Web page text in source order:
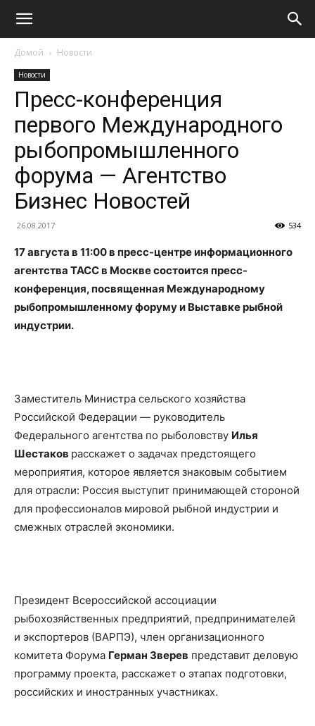
Домой Новости
Новости
Пресс-конференция
первого Международного
рыбопромышленного
форума — Агентство
Бизнес Новостей
26.08.2017 534
17 августа в 11:00 в пресс-центре информационного
агентства ТАСС в Москве состоится пресс-
конференция, посвященная Международному
рыбопромышленному форуму и Выставке рыбной
индустрии.
Заместитель Министра сельского хозяйства
Российской Федерации — руководитель
Федерального агентства по рыболовству Илья
Шестаков расскажет о задачах предстоящего
мероприятия, которое является знаковым событием
для отрасли: Россия выступит принимающей стороной
для профессионалов мировой рыбной индустрии и
смежных отраслей экономики.
Президент Всероссийской ассоциации
рыбохозяйственных предприятий, предпринимателей
и экспортеров (ВАРПЭ), член организационного
комитета Форума Герман Зверев представит деловую
программу проекта, расскажет о этапах подготовки,
российских и иностранных участниках.